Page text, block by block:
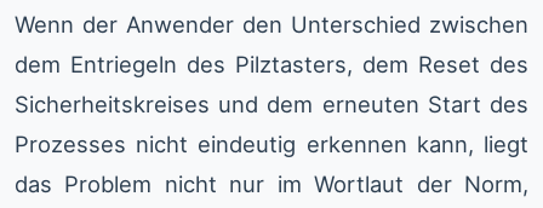
Wenn der Anwender den Unterschied zwischen
dem Entriegeln des Pilztasters, dem Reset des
Sicherheitskreises und dem erneuten Start des
Prozesses nicht eindeutig erkennen kann, liegt
das Problem nicht nur im Wortlaut der Norm,